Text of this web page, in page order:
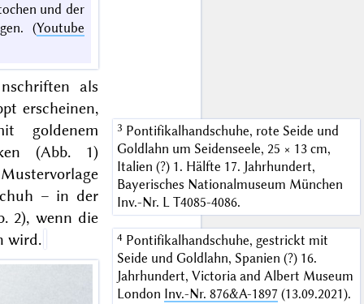
und der
(Youtube
als
erscheinen,
Pontifikalhandschuhe, rote Seide und
Goldlahn um Seidenseele, 25 × 13 cm,
Italien (?) 1. Hälfte 17. Jahrhundert,
Bayerisches Nationalmuseum München
Inv.-Nr. L T4085-4086.
goldenem
(Abb. 1)
– in der
2), wenn die
wird.
Pontifikalhandschuhe, gestrickt mit
Seide und Goldlahn, Spanien (?) 16.
Jahrhundert, Victoria and Albert Museum
London Inv.-Nr. 876&A-1897 (13.09.2021).